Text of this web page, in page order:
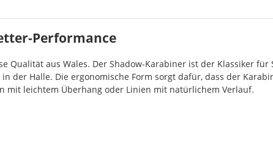
Performance
Qualität aus Wales. Der Shadow-Karabiner ist der Klassiker
der Halle. Die ergonomische Form sorgt dafür, dass der
mit leichtem Überhang oder Linien mit natürlichem Verlauf.